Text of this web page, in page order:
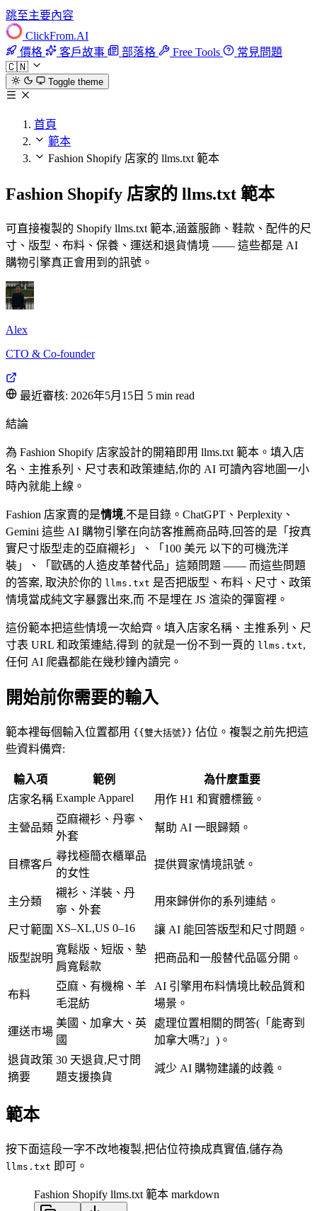
跳至主要內容
ClickFrom.AI
價格
客戶故事 部落格 Free Tools
常見問題
🇨🇳
Toggle theme
首頁
範本
Fashion Shopify 店家的 llms.txt 範本
Fashion Shopify 店家的 llms.txt 範本
可直接複製的 Shopify llms.txt 範本,涵蓋服飾、鞋款、配件的尺
寸、版型、布料、保養、運送和退貨情境 —— 這些都是 AI
購物引擎真正會用到的訊號。
Alex
CTO & Co-founder
最近審核: 2026年5月15日 5 min read
結論
為 Fashion Shopify 店家設計的開箱即用 llms.txt 範本。填入店
名、主推系列、尺寸表和政策連結,你的 AI 可讀內容地圖一小
時內就能上線。
Fashion 店家賣的是情境,不是目錄。ChatGPT、Perplexity、
Gemini 這些 AI 購物引擎在向訪客推薦商品時,回答的是「按真
實尺寸版型走的亞麻襯衫」、「100 美元 以下的可機洗洋
裝」、「歐碼的人造皮革替代品」這類問題 —— 而這些問題
的答案, 取決於你的 llms.txt 是否把版型、布料、尺寸、政策
情境當成純文字暴露出來,而 不是埋在 JS 渲染的彈窗裡。
這份範本把這些情境一次給齊。填入店家名稱、主推系列、尺
寸表 URL 和政策連結,得到 的就是一份不到一頁的 llms.txt,
任何 AI 爬蟲都能在幾秒鐘內讀完。
開始前你需要的輸入
範本裡每個輸入位置都用 {{雙大括號}} 佔位。複製之前先把這
些資料備齊:
輸入項 範例
為什麼重要
店家名稱 Example Apparel 用作 H1 和實體標籤。
主營品類
亞麻襯衫、丹寧、
外套
幫助 AI 一眼歸類。
目標客戶
尋找極簡衣櫃單品
的女性
提供買家情境訊號。
主分類
襯衫、洋裝、丹
寧、外套
用來歸併你的系列連結。
尺寸範圍 XS–XL,US 0–16 讓 AI 能回答版型和尺寸問題。
版型說明
寬鬆版、短版、墊
肩寬鬆款
把商品和一般替代品區分開。
布料
亞麻、有機棉、羊
毛混紡
AI 引擎用布料情境比較品質和
場景。
運送市場
美國、加拿大、英
國
處理位置相關的問答(「能寄到
加拿大嗎?」)。
退貨政策
摘要
30 天退貨,尺寸問
題支援換貨
減少 AI 購物建議的歧義。
範本
按下面這段一字不改地複製,把佔位符換成真實值,儲存為
llms.txt 即可。
Fashion Shopify llms.txt 範本 markdown